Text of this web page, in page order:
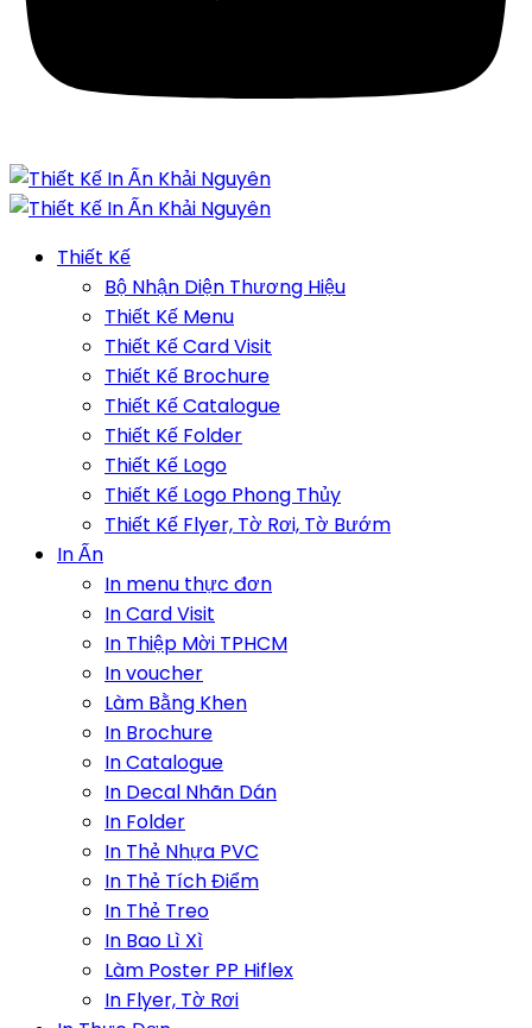
Thiết Kế
Bộ Nhận Diện Thương Hiệu
Thiết Kế Menu
Thiết Kế Card Visit
Thiết Kế Brochure
Thiết Kế Catalogue
Thiết Kế Folder
Thiết Kế Logo
Thiết Kế Logo Phong Thủy
Thiết Kế Flyer, Tờ Rơi, Tờ Bướm
In Ấn
In menu thực đơn
In Card Visit
In Thiệp Mời TPHCM
In voucher
Làm Bằng Khen
In Brochure
In Catalogue
In Decal Nhãn Dán
In Folder
In Thẻ Nhựa PVC
In Thẻ Tích Điểm
In Thẻ Treo
In Bao Lì Xì
Làm Poster PP Hiflex
In Flyer, Tờ Rơi